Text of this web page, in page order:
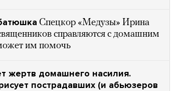
Спецкор «Медузы» Ирина
справляются с домашним
им помочь
жертв домашнего насилия.
пострадавших (и абьюзеров